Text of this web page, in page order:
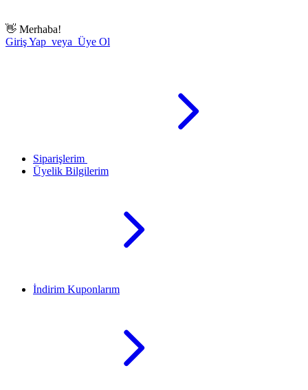
👋 Merhaba!
Giriş Yap veya Üye Ol
Siparişlerim
Üyelik Bilgilerim
İndirim Kuponlarım